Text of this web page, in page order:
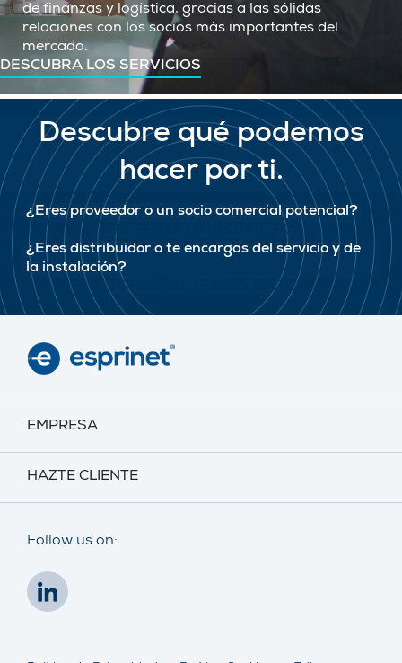
de finanzas y logística, gracias a las sólidas
relaciones con los socios más importantes del
mercado.
DESCUBRA LOS SERVICIOS
Descubre qué podemos
hacer por ti.
¿Eres proveedor o un socio comercial potencial?
PRESENTA TU PROPUESTA
¿Eres distribuidor o te encargas del servicio y de
la instalación?
CONVIÉRTETE EN CLIENTE
EMPRESA
HAZTE CLIENTE
Follow us on: